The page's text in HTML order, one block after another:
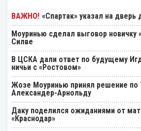
«Спартак» указал на дверь
Моуринью сделал выговор новичку
Силве
В ЦСКА дали ответ по будущему
ничьи с «Ростовом»
Жозе Моуринью принял решение по
Александер-Арнольду
Даку поделился ожиданиями от
«Краснодар»